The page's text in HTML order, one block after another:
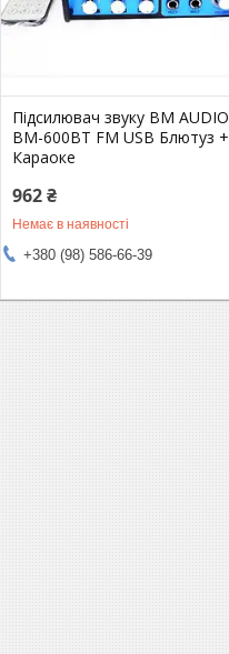
Підсилювач звуку BM AUDIO
BM-600BT FM USB Блютуз +
Караоке
962 ₴
Немає в наявності
+380 (98) 586-66-39